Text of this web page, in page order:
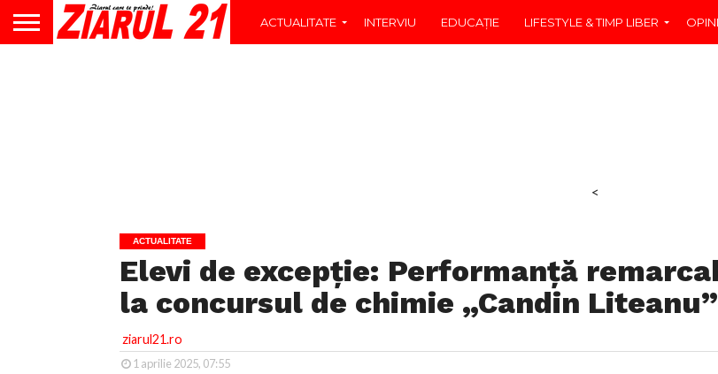
ACTUALITATE INTERVIU EDUCAŢIE LIFESTYLE & TIMP LIBER
<
ACTUALITATE
Elevi de excepție: Performanță
la concursul de chimie „Candin Liteanu”
ziarul21.ro
1 aprilie 2025, 07:55